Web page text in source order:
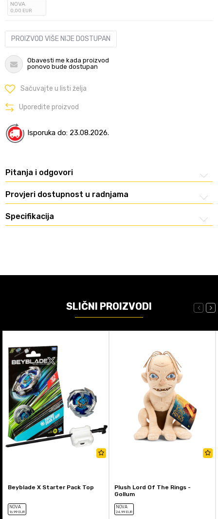
NOVA
0,00 EUR
PROIZVOD VIŠE NIJE DOSTUPAN
Obavesti me kada proizvod
ponovo bude dostupan
Sačuvajte u listi želja
Uporedite proizvod
Isporuka do: 23.08.2026.
Pitanja i odgovori
Provjeri dostupnost u radnjama
Specifikacija
SLIČNI PROIZVODI
Beyblade X Starter Pack Top
NOVA
16,99 EUR
Plush Lord Of The Rings -
Gollum
NOVA
24,99 EUR